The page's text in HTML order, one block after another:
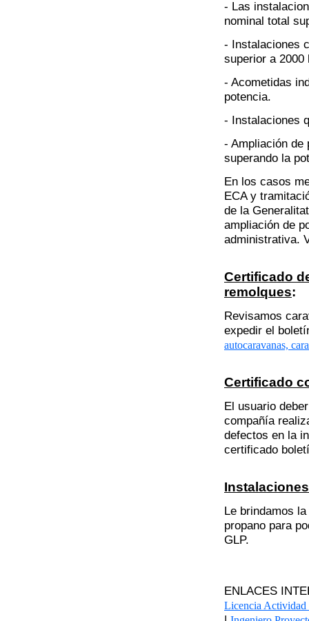
- Las
nominal total
- Instalaciones
superior a 2000
- Acometidas
potencia.
- Instalaciones
- Ampliación de
superando la
En los casos
ECA y
de la
ampliación de
administrativa.
Certificado
remolques:
Revisamos
expedir el
autocaravanas,
Certificado
El usuario
compañía
defectos en la
certificado
Le brindamos
propano para
GLP.
ENLACES
Licencia Actividad